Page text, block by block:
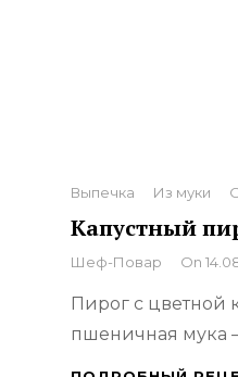
Categories
Выпечка Из муки
Капустный
By
Шеф-Повар On
Пирог с цветной
пшеничная мука